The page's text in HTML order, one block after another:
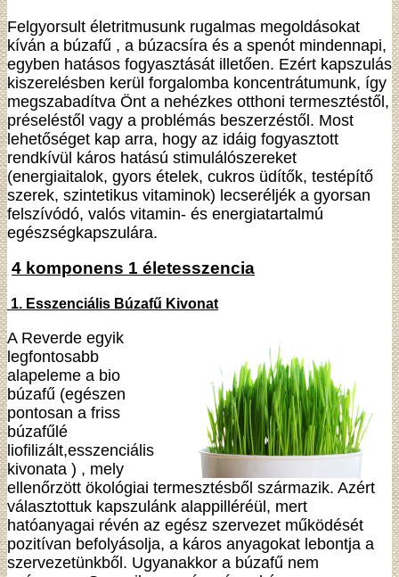
Felgyorsult életritmusunk rugalmas megoldásokat
kíván a búzafű , a búzacsíra és a spenót mindennapi,
egyben hatásos fogyasztását illetően. Ezért kapszulás
kiszerelésben kerül forgalomba koncentrátumunk, így
megszabadítva Önt a nehézkes otthoni termesztéstől,
préseléstől vagy a problémás beszerzéstől. Most
lehetőséget kap arra, hogy az idáig fogyasztott
rendkívül káros hatású stimulálószereket
(energiaitalok, gyors ételek, cukros üdítők, testépítő
szerek, szintetikus vitaminok) lecseréljék a gyorsan
felszívódó, valós vitamin- és energiatartalmú
egészségkapszulára.
4 komponens 1 életesszencia
1. Esszenciális Búzafű Kivonat
A Reverde egyik
legfontosabb
alapeleme a bio
búzafű (egészen
pontosan a friss
búzafűlé
liofilizált,esszenciális
kivonata ) , mely
ellenőrzött ökológiai termesztésből származik. Azért
választottuk kapszulánk alappilléréül, mert
hatóanyagai révén az egész szervezet működését
pozitívan befolyásolja, a káros anyagokat lebontja a
szervezetünkből. Ugyanakkor a búzafű nem